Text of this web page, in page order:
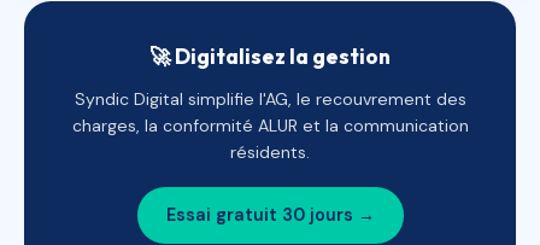
🚀 Digitalisez la gestion
Syndic Digital simplifie l'AG, le recouvrement des
charges, la conformité ALUR et la communication
résidents.
Essai gratuit 30 jours →